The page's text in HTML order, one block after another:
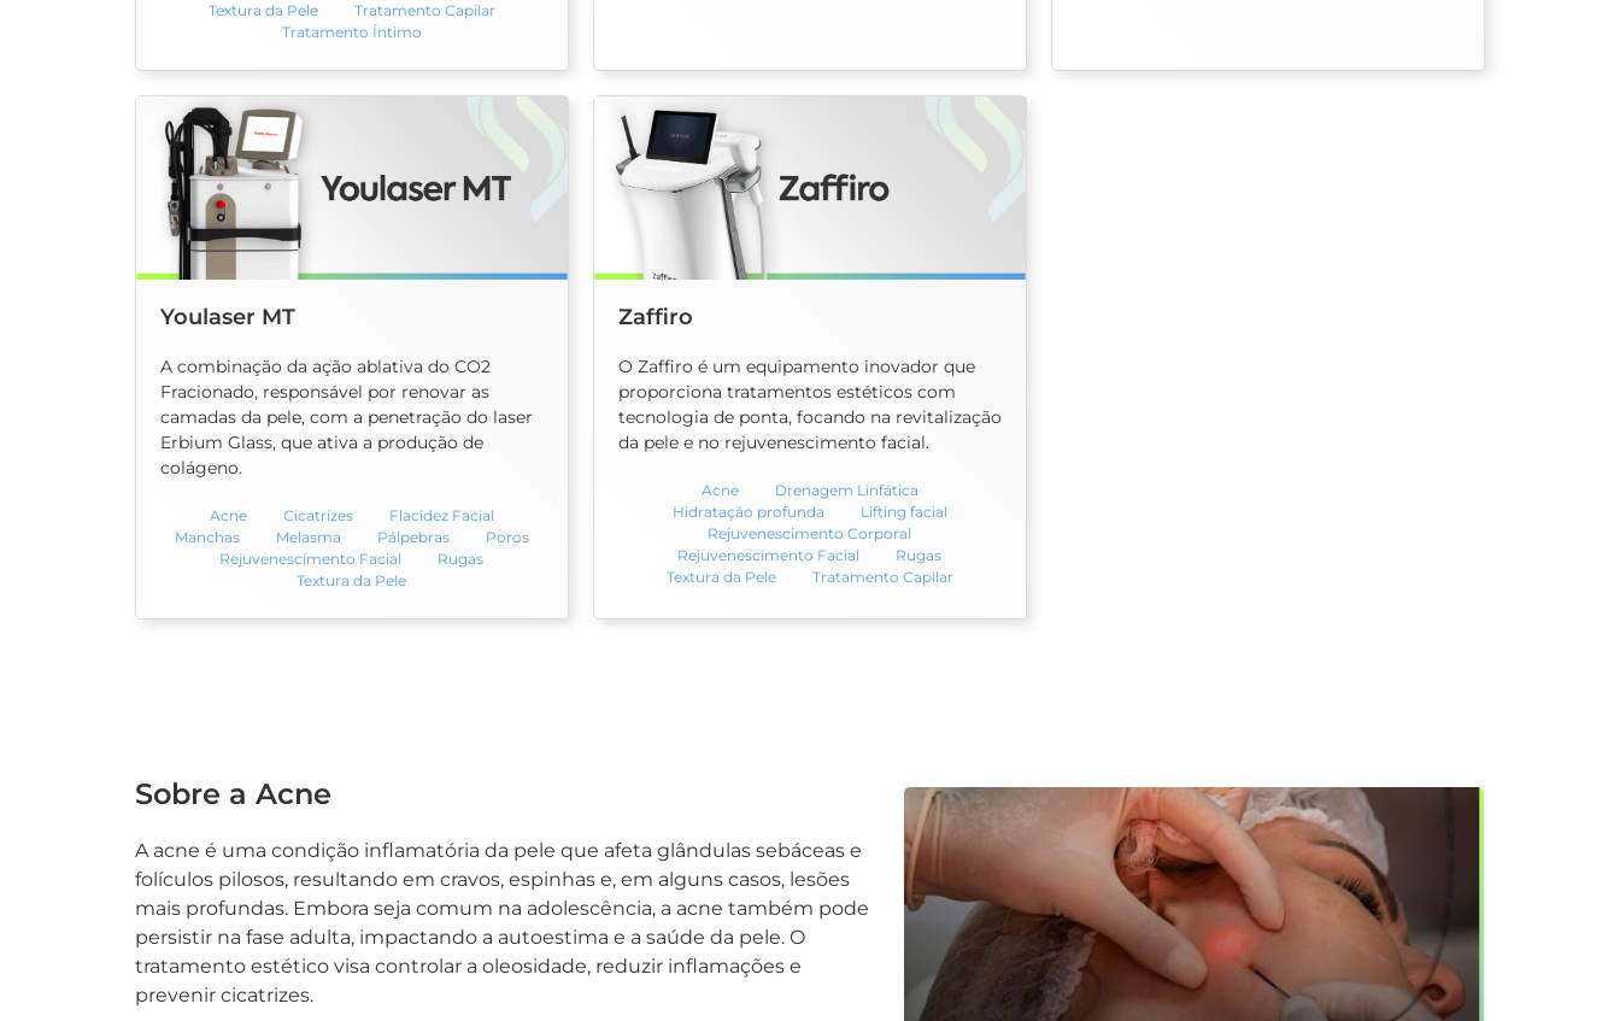
Textura da Pele
Tratamento Capilar
Tratamento Íntimo
Youlaser MT
A combinação da ação ablativa do CO2
Fracionado, responsável por renovar as
camadas da pele, com a penetração do laser
Erbium Glass, que ativa a produção de
colágeno.
Acne Cicatrizes
Flacidez Facial
Manchas
Melasma Pálpebras
Poros
Rejuvenescimento Facial
Rugas
Textura da Pele
Zaffiro
O Zaffiro é um equipamento inovador que
proporciona tratamentos estéticos com
tecnologia de ponta, focando na revitalização
da pele e no rejuvenescimento facial.
Acne
Drenagem Linfática
Hidratação profunda
Lifting facial
Rejuvenescimento Corporal
Rejuvenescimento Facial
Rugas
Textura da Pele
Tratamento Capilar
Sobre a Acne
A acne é uma condição inflamatória da pele que afeta glândulas sebáceas e
folículos pilosos, resultando em cravos, espinhas e, em alguns casos, lesões
mais profundas. Embora seja comum na adolescência, a acne também pode
persistir na fase adulta, impactando a autoestima e a saúde da pele. O
tratamento estético visa controlar a oleosidade, reduzir inflamações e
prevenir cicatrizes.